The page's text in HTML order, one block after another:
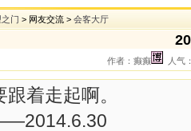
门 > 网友交流 > 会客大厅
作者：癫癫 人气
着走起啊。